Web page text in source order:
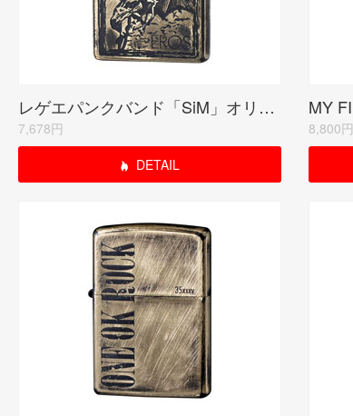
レゲエパンクバンド「SiM」オリジナル 【EROS】 ブラスプレート
7,678円
DETAIL
8,800円